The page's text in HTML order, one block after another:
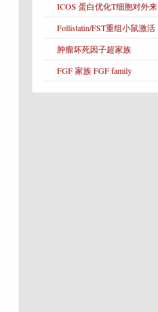
ICOS 蛋白优化T细胞对外来
Follistatin/FST重组小鼠激活
肿瘤坏死因子超家族
FGF 家族 FGF family